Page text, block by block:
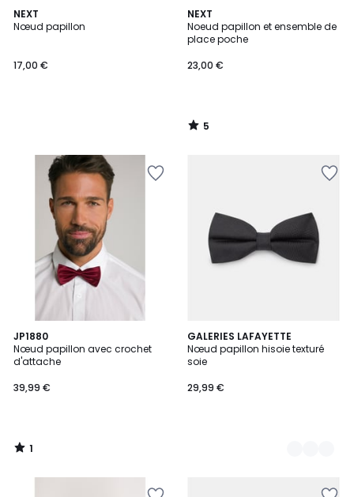
NEXT
Nœud papillon
17,00 €
NEXT
Noeud papillon et ensemble de
place poche
23,00 €
5
/
5
5
/
JP1880
Nœud papillon avec crochet
d'attache
39,99 €
1
/
5
1
/
GALERIES LAFAYETTE
Nœud papillon hisoie texturé
soie
29,99 €
2
Couleurs